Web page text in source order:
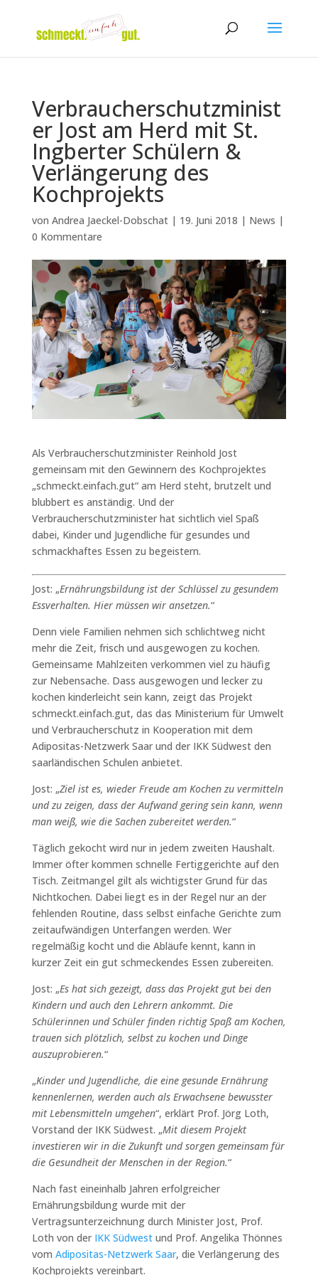
Verbraucherschutzminist
er Jost am Herd mit St.
Ingberter Schülern &
Verlängerung des
Kochprojekts
von Andrea Jaeckel-Dobschat| 19. Juni 2018 | News |
0 Kommentare
Als Verbraucherschutzminister Reinhold Jost
gemeinsam mit den Gewinnern des Kochprojektes
„schmeckt.einfach.gut“ am Herd steht, brutzelt und
blubbert es anständig. Und der
Verbraucherschutzminister hat sichtlich viel Spaß
dabei, Kinder und Jugendliche für gesundes und
schmackhaftes Essen zu begeistern.
Jost: „Ernährungsbildung ist der Schlüssel zu gesundem
Essverhalten. Hier müssen wir ansetzen.“
Denn viele Familien nehmen sich schlichtweg nicht
mehr die Zeit, frisch und ausgewogen zu kochen.
Gemeinsame Mahlzeiten verkommen viel zu häufig
zur Nebensache. Dass ausgewogen und lecker zu
kochen kinderleicht sein kann, zeigt das Projekt
schmeckt.einfach.gut, das das Ministerium für Umwelt
und Verbraucherschutz in Kooperation mit dem
Adipositas-Netzwerk Saar und der IKK Südwest den
saarländischen Schulen anbietet.
Jost: „Ziel ist es, wieder Freude am Kochen zu vermitteln
und zu zeigen, dass der Aufwand gering sein kann, wenn
man weiß, wie die Sachen zubereitet werden.“
Täglich gekocht wird nur in jedem zweiten Haushalt.
Immer öfter kommen schnelle Fertiggerichte auf den
Tisch. Zeitmangel gilt als wichtigster Grund für das
Nichtkochen. Dabei liegt es in der Regel nur an der
fehlenden Routine, dass selbst einfache Gerichte zum
zeitaufwändigen Unterfangen werden. Wer
regelmäßig kocht und die Abläufe kennt, kann in
kurzer Zeit ein gut schmeckendes Essen zubereiten.
Jost: „Es hat sich gezeigt, dass das Projekt gut bei den
Kindern und auch den Lehrern ankommt. Die
Schülerinnen und Schüler finden richtig Spaß am Kochen,
trauen sich plötzlich, selbst zu kochen und Dinge
auszuprobieren.“
„Kinder und Jugendliche, die eine gesunde Ernährung
kennenlernen, werden auch als Erwachsene bewusster
mit Lebensmitteln umgehen“, erklärt Prof. Jörg Loth,
Vorstand der IKK Südwest. „Mit diesem Projekt
investieren wir in die Zukunft und sorgen gemeinsam für
die Gesundheit der Menschen in der Region.“
Nach fast eineinhalb Jahren erfolgreicher
Ernährungsbildung wurde mit der
Vertragsunterzeichnung durch Minister Jost, Prof.
Loth von der IKK Südwestund Prof. Angelika Thönnes
vom Adipositas-Netzwerk Saar, die Verlängerung des
Kochprojekts vereinbart.